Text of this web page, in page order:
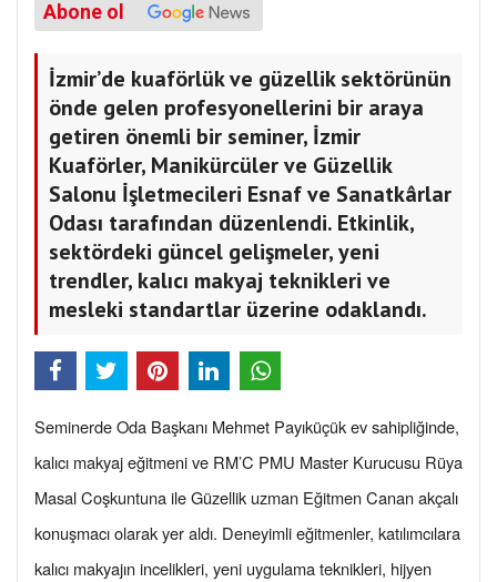
Abone ol
İzmir’de kuaförlük ve güzellik sektörünün
önde gelen profesyonellerini bir araya
getiren önemli bir seminer, İzmir
Kuaförler, Manikürcüler ve Güzellik
Salonu İşletmecileri Esnaf ve Sanatkârlar
Odası tarafından düzenlendi. Etkinlik,
sektördeki güncel gelişmeler, yeni
trendler, kalıcı makyaj teknikleri ve
mesleki standartlar üzerine odaklandı.
Seminerde Oda Başkanı Mehmet Payıküçük ev sahipliğinde,
kalıcı makyaj eğitmeni ve RM’C PMU Master Kurucusu Rüya
Masal Coşkuntuna ile Güzellik uzman Eğitmen Canan akçalı
konuşmacı olarak yer aldı. Deneyimli eğitmenler, katılımcılara
kalıcı makyajın incelikleri, yeni uygulama teknikleri, hijyen